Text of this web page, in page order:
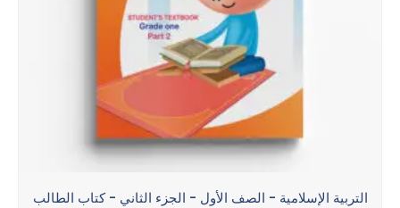
التربية الإسلامية - الصف الأول - الجزء الثاني - كتاب الطالب